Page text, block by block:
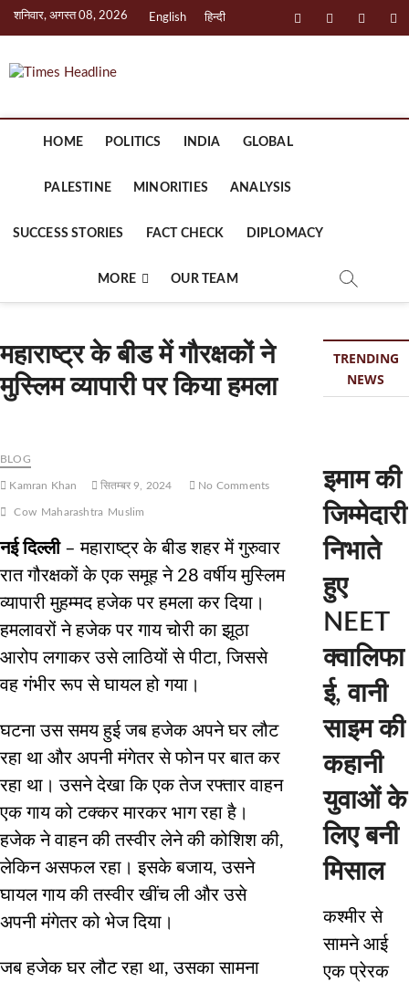
Skip
शनिवार, अगस्त 08, 2026 English हिन्दी facebookinstagramtwitter
HOME POLITICS INDIA GLOBAL
PALESTINE MINORITIES ANALYSIS
SUCCESS STORIES FACT CHECK DIPLOMACY
MORE OUR TEAM
महाराष्ट्र के बीड में गौरक्षकों ने
मुस्लिम व्यापारी पर किया हमला
BLOG
Kamran Khan सितम्बर 9, 2024 No Comments
Cow Maharashtra Muslim
नई दिल्ली– महाराष्ट्र के बीड शहर में गुरुवार
रात गौरक्षकों के एक समूह ने 28 वर्षीय मुस्लिम
व्यापारी मुहम्मद हजेक पर हमला कर दिया।
हमलावरों ने हजेक पर गाय चोरी का झूठा
आरोप लगाकर उसे लाठियों से पीटा, जिससे
वह गंभीर रूप से घायल हो गया।
घटना उस समय हुई जब हजेक अपने घर लौट
रहा था और अपनी मंगेतर से फोन पर बात कर
रहा था। उसने देखा कि एक तेज रफ्तार वाहन
एक गाय को टक्कर मारकर भाग रहा है।
हजेक ने वाहन की तस्वीर लेने की कोशिश की,
लेकिन असफल रहा। इसके बजाय, उसने
घायल गाय की तस्वीर खींच ली और उसे
अपनी मंगेतर को भेज दिया।
जब हजेक घर लौट रहा था, उसका सामना
TRENDING
NEWS
इमाम की
जिम्मेदारी
निभाते
हुए
NEET
क्वालिफा
ई, वानी
साइम की
कहानी
युवाओं के
लिए बनी
मिसाल
कश्मीर से
सामने आई
एक प्रेरक